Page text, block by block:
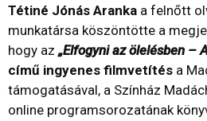
Tétiné Jónás Aranka a felnőtt
munkatársa köszöntötte a
hogy az „Elfogyni az ölelésben –
című ingyenes filmvetítés a
támogatásával, a Színház
online programsorozatának